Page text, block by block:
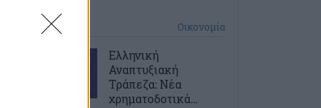
57 λεπτά πριν Οικονομία
Ελληνική
Αναπτυξιακή
Τράπεζα: Νέα
χρηματοδοτικά...